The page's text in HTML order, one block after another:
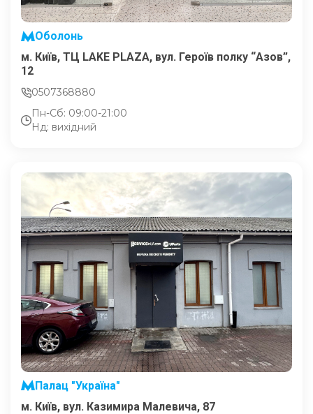
Оболонь
м. Київ, ТЦ LAKE PLAZA, вул. Героїв полку “Азов”,
12
0507368880
Пн-Сб: 09:00-21:00
Нд: вихідний
Палац "Україна"
м. Київ, вул. Казимира Малевича, 87